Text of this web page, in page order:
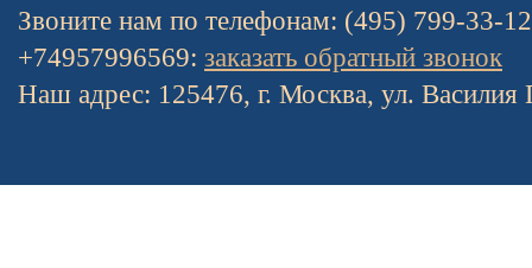
Звоните нам по телефонам: (495) 799-33-
+74957996569: заказать обратный звонок
Наш адрес: 125476, г. Москва, ул. Василия